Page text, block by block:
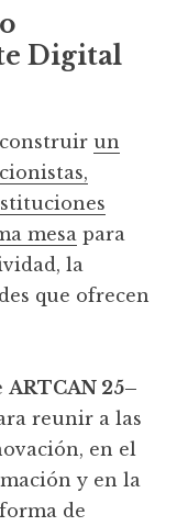
Digital
un
mesa para
la
que ofrecen
ARTCAN 25–
reunir a las
en el
y en la
de